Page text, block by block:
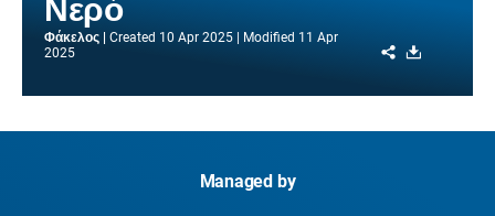
Νερό
Φάκελος Created 10 Apr 2025 Modified 11 Apr
2025
Share
Managed by